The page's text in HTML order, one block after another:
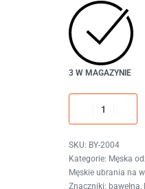
3 W MAGAZYNIE
BY-2004
Kategorie: Męska
Męskie ubrania na
Znaczniki: bawełna,